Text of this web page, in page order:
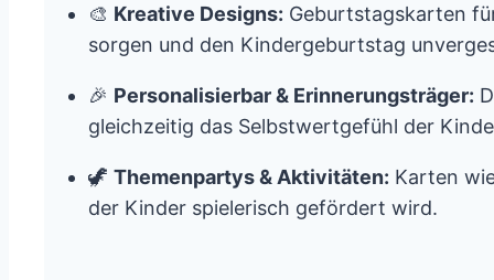
🎨 Kreative Designs: Geburtstagskarten
sorgen und den Kindergeburtstag
🎉 Personalisierbar & Erinnerungsträger:
gleichzeitig das Selbstwertgefühl der
🦖 Themenpartys & Aktivitäten: Karten
der Kinder spielerisch gefördert wird.